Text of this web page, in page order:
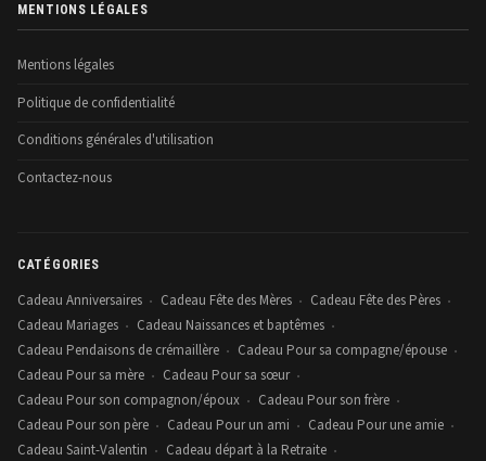
MENTIONS LÉGALES
Mentions légales
Politique de confidentialité
Conditions générales d'utilisation
Contactez-nous
CATÉGORIES
Cadeau Anniversaires • Cadeau Fête des Mères • Cadeau Fête des Pères •
Cadeau Mariages • Cadeau Naissances et baptêmes •
Cadeau Pendaisons de crémaillère • Cadeau Pour sa compagne/épouse •
Cadeau Pour sa mère • Cadeau Pour sa sœur •
Cadeau Pour son compagnon/époux • Cadeau Pour son frère •
Cadeau Pour son père • Cadeau Pour un ami • Cadeau Pour une amie •
Cadeau Saint-Valentin • Cadeau départ à la Retraite •